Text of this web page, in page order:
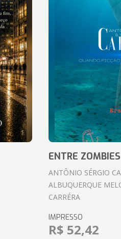
ENTRE
ANTÔNIO SÉRGIO
ALBUQUERQUE
CARRÉRA
IMPRESSO
R$ 52,42